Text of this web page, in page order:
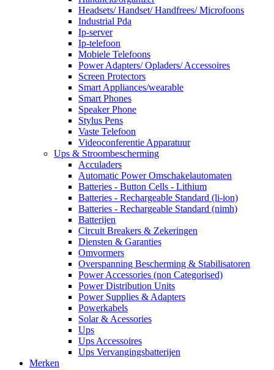
Headsets/ Handset/ Handfrees/ Microfoons
Industrial Pda
Ip-server
Ip-telefoon
Mobiele Telefoons
Power Adapters/ Opladers/ Accessoires
Screen Protectors
Smart Appliances/wearable
Smart Phones
Speaker Phone
Stylus Pens
Vaste Telefoon
Videoconferentie Apparatuur
Ups & Stroombescherming
Acculaders
Automatic Power Omschakelautomaten
Batteries - Button Cells - Lithium
Batteries - Rechargeable Standard (li-ion)
Batteries - Rechargeable Standard (nimh)
Batterijen
Circuit Breakers & Zekeringen
Diensten & Garanties
Omvormers
Overspanning Bescherming & Stabilisatoren
Power Accessories (non Categorised)
Power Distribution Units
Power Supplies & Adapters
Powerkabels
Solar & Acessories
Ups
Ups Accessoires
Ups Vervangingsbatterijen
Merken